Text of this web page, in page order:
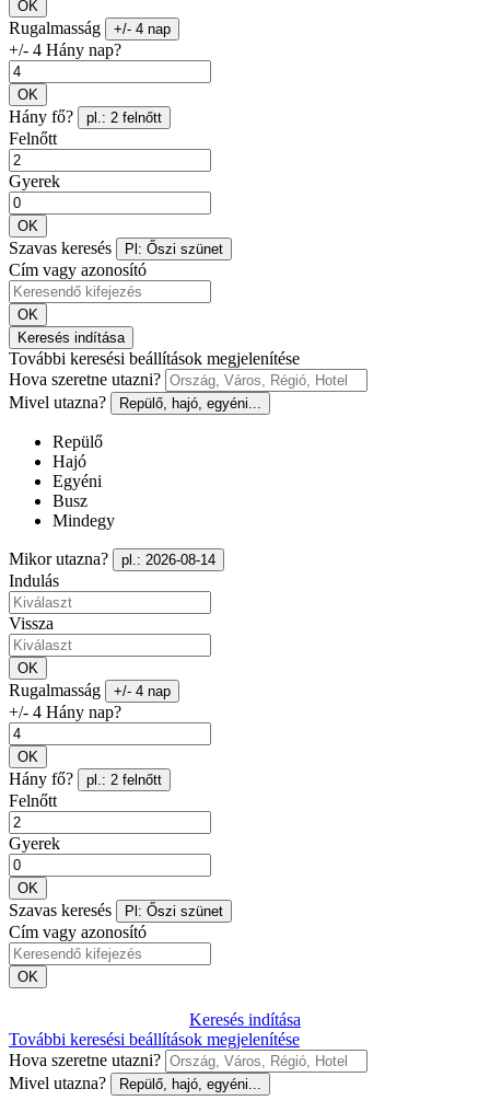
OK
Rugalmasság +/- 4 nap
+/- 4 Hány nap?
OK
Hány fő? pl.: 2 felnőtt
Felnőtt
Gyerek
OK
Szavas keresés Pl: Őszi szünet
Cím vagy azonosító
OK
Keresés indítása
További keresési beállítások megjelenítése
Hova szeretne utazni?
Mivel utazna?
Repülő, hajó, egyéni...
Repülő
Hajó
Egyéni
Busz
Mindegy
Mikor utazna? pl.: 2026-08-14
Indulás
Vissza
OK
Rugalmasság +/- 4 nap
+/- 4 Hány nap?
OK
Hány fő? pl.: 2 felnőtt
Felnőtt
Gyerek
OK
Szavas keresés Pl: Őszi szünet
Cím vagy azonosító
OK
Keresés indítása
További keresési beállítások megjelenítése
Hova szeretne utazni?
Mivel utazna?
Repülő, hajó, egyéni...